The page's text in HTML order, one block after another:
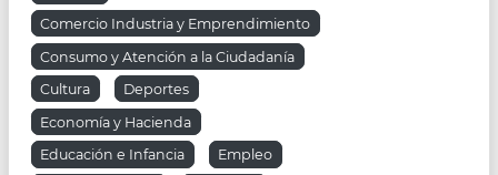
Comercio Industria y Emprendimiento
Consumo y Atención a la Ciudadanía
Cultura
Deportes
Economía y Hacienda
Educación e Infancia
Empleo